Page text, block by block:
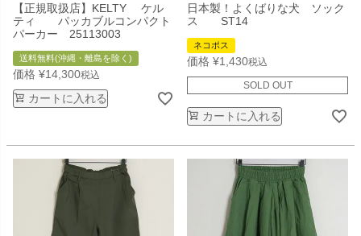
【正規取扱店】KELTY ケル
ティ パッカブルコンパクト
パーカー 25113003
送料無料(沖縄・離島を除く)
価格 ¥14,300税込
カートに入れる
日本製！よくばりな犬 ソック
ス ST14
ネコポス
価格 ¥1,430税込
SOLD OUT
カートに入れる